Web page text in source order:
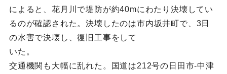
によると、花月川で堤防が約40mにわたり決壊してい
るのが確認された。決壊したのは市内坂井町で、3日
の水害で決壊し、復旧工事をして
いた。
交通機関も大幅に乱れた。国道は212号の日田市-中津